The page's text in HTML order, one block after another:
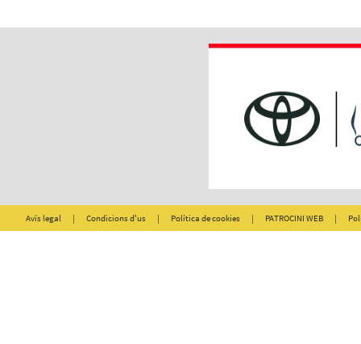
Avís legal | Condicions d'us | Política de cookies | PATROCINI WEB |